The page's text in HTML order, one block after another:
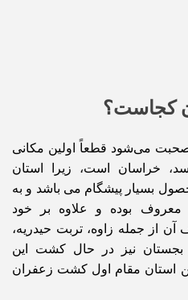
کجاست؟
می‌شود قطعاً اولین مکانی
خراسان است، زیرا استان
بسیار پیشگام می باشد و به
معروف بوده و علاوه بر خود
از جمله زاوه، تربت حیدریه،
بجستان نیز در حال کشت این
استان مقام اول کشت زعفران